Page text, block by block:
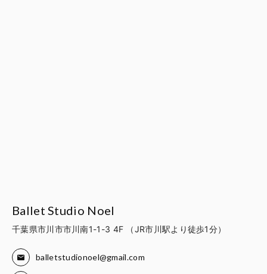
Ballet Studio Noel
千葉県市川市市川南1-1-3 4F （JR市川駅より徒歩1分）
balletstudionoel@gmail.com